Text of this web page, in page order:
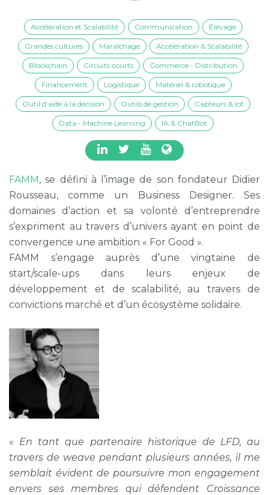
Accélération et Scalabilité Communication Élevage
Grandes cultures Maraîchage Accélération & Scalabilité
Blockchain Circuits courts Commerce - Distribution
Financement Logistique Matériel & robotique
Outil d’aide à la décision Outils de gestion Capteurs & Iot
Data - Machine Learning IA & ChatBot
FAMM, se défini à l’image de son fondateur Didier
Rousseau, comme un Business Designer. Ses
domaines d’action et sa volonté d’entreprendre
s’expriment au travers d’univers ayant en point de
convergence une ambition « For Good ».
FAMM s’engage auprès d’une vingtaine de
start/scale-ups dans leurs enjeux de
développement et de scalabilité, au travers de
convictions marché et d’un écosystème solidaire.
« En tant que partenaire historique de LFD, au
travers de weave pendant plusieurs années, il me
semblait évident de poursuivre mon engagement
envers ses membres qui défendent Croissance